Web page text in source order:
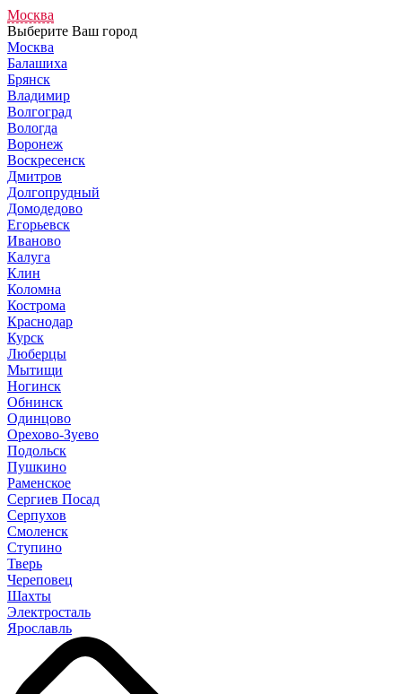
Москва
Выберите Ваш город
Москва
Балашиха
Брянск
Владимир
Волгоград
Вологда
Воронеж
Воскресенск
Дмитров
Долгопрудный
Домодедово
Егорьевск
Иваново
Калуга
Клин
Коломна
Кострома
Краснодар
Курск
Люберцы
Мытищи
Ногинск
Обнинск
Одинцово
Орехово-Зуево
Подольск
Пушкино
Раменское
Сергиев Посад
Серпухов
Смоленск
Ступино
Тверь
Череповец
Шахты
Электросталь
Ярославль